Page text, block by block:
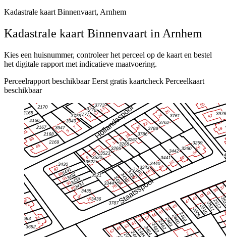
Kadastrale kaart Binnenvaart, Arnhem
Kadastrale kaart Binnenvaart in Arnhem
Kies een huisnummer, controleer het perceel op de kaart en bestel
het digitale rapport met indicatieve maatvoering.
Perceelrapport beschikbaar Eerst gratis kaartcheck Perceelkaart
beschikbaar